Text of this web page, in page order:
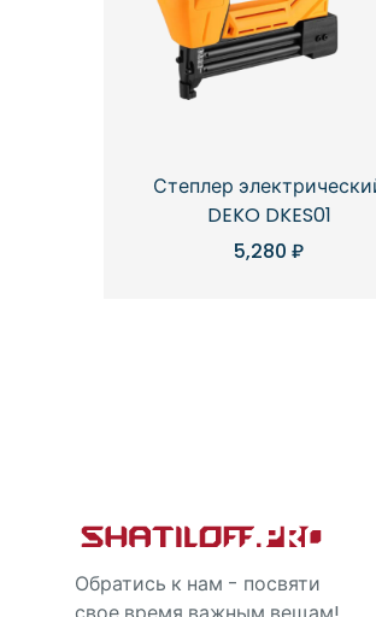
Степлер
DEKO DKES01
5,280₽
Обратись к нам - посвяти